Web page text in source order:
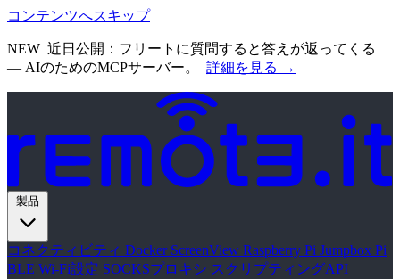
コンテンツへスキップ
NEW 近日公開：フリートに質問すると答えが返ってくる
— AIのためのMCPサーバー。 詳細を見る →
コネクティビティ Docker ScreenView Raspberry Pi Jumpbox Pi
BLE Wi-Fi設定 SOCKSプロキシ スクリプティングAPI